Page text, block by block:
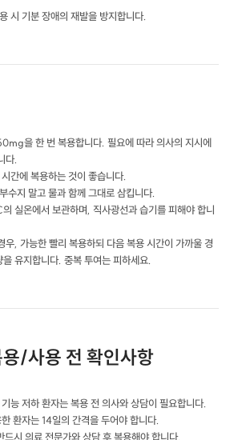
시 기분 장애의 재발을 방지합니다.
을 한 번 복용합니다. 필요에 따라 의사의 지시에
다.
간에 복용하는 것이 좋습니다.
수지 말고 물과 함께 그대로 삼킵니다.
실온에서 보관하며, 직사광선과 습기를 피해야 합니
, 가능한 빨리 복용하되 다음 복용 시간이 가까울 경
유지합니다. 중복 투여는 피하세요.
/사용 전 확인사항
능 저하 환자는 복용 전 의사와 상담이 필요합니다.
환자는 14일의 간격을 두어야 합니다.
시 의료 전문가와 상담 후 복용해야 합니다.